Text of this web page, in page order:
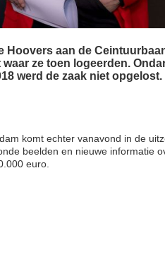
Hoovers aan de
ze toen logeerden.
werd de zaak niet opgelost.
komt echter vanavond in de
beelden en nieuwe informatie
euro.